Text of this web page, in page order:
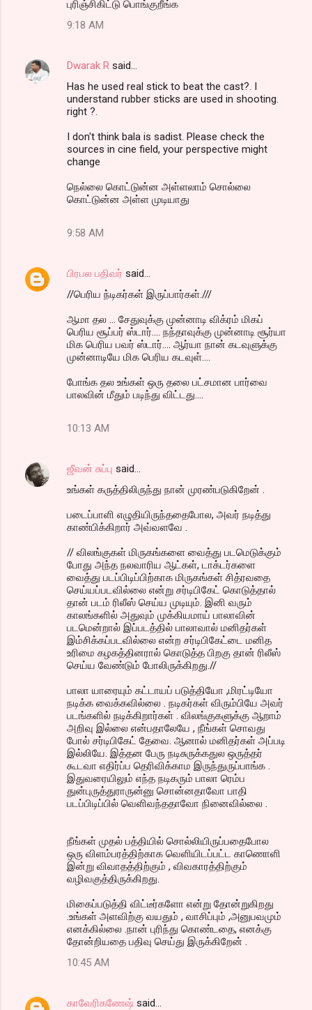
புரிஞ்சிகிட்டு பொங்குறீங்க
9:18 AM
Dwarak R said…
Has he used real stick to beat the cast?. I
understand rubber sticks are used in shooting.
right ?.
I don't think bala is sadist. Please check the
sources in cine field, your perspective might
change
நெல்லை கொட்டுன்ன அள்ளலாம் சொல்லை
கொட்டுன்ன அள்ள முடியாது
9:58 AM
பிரபல பதிவர் said…
//பெரிய ந்டிகர்கள் இருப்பார்கள்.///
ஆமா தல ... சேதுவுக்கு முன்னாடி விக்ரம் மிகப்
பெரிய சூப்பர் ஸ்டார்.... நந்தாவுக்கு முன்னாடி சூர்யா
மிக பெரிய பவர் ஸ்டார்.... ஆர்யா நான் கடவுளுக்கு
முன்னாடியே மிக பெரிய கடவுள்....
போங்க தல உங்கள் ஒரு தலை பட்சமான பார்வை
பாலவின் மீதும் படிந்து விட்டது....
10:13 AM
ஜீவன் சுப்பு said…
உங்கள் கருத்திலிருந்து நான் முரண்படுகிறேன் .
படைப்பாளி எழுதியிருந்ததைபோல, அவர் நடித்து
காண்பிக்கிறார் அவ்வளவே .
// விலங்குகள் மிருகங்களை வைத்து படமெடுக்கும்
போது அந்த நலவாரிய ஆட்கள், டாக்டர்களை
வைத்து படப்பிடிப்பிற்காக மிருகங்கள் சித்ரவதை
செய்யப்படவில்லை என்று சர்டிபிகேட் கொடுத்தால்
தான் படம் ரிலீஸ் செய்ய முடியும். இனி வரும்
காலங்களில் அதுவும் முக்கியமாய் பாலாவின்
படமென்றால் இப்படத்தில் பாலாவால் மனிதர்கள்
இம்சிக்கப்படவில்லை என்ற சர்டிபிகேட்டை மனித
உரிமை கழகத்தினரால் கொடுத்த பிறகு தான் ரிலீஸ்
செய்ய வேண்டும் போலிருக்கிறது.//
பாலா யாரையும் கட்டாயப் படுத்தியோ ,மிரட்டியோ
நடிக்க வைக்கவில்லை . நடிகர்கள் விரும்பியே அவர்
படங்களில் நடிக்கிறார்கள் . விலங்குகளுக்கு ஆறாம்
அறிவு இல்லை என்பதாலேயே , நீங்கள் சொவது
போல் சர்டிபிகேட் தேவை. ஆனால் மனிதர்கள் அப்படி
இல்லியே. இத்தன பேரு நடிசுருக்கதுல ஒருத்தர்
கூடவா எதிர்ப்ப தெரிவிக்காம இருந்துருப்பாங்க .
இதுவரையிலும் எந்த நடிகரும் பாலா ரெம்ப
துன்புருத்துராருன்னு சொன்னதாவோ பாதி
படப்பிடிப்பில் வெளிவந்ததாவோ நினைவில்லை .
நீங்கள் முதல் பத்தியில் சொல்லியிருப்பதைபோல
ஒரு விளம்பரத்திற்காக வெளியிடப்பட்ட காணொளி
இன்று விவாதத்திற்கும் , விவகாரத்திற்கும்
வழிவகுத்திருக்கிறது.
மிகைப்படுத்தி விட்டீர்களோ என்று தோன்றுகிறது
.உங்கள் அளவிற்கு வயதும் , வாசிப்பும் ,அனுபவமும்
எனக்கில்லை .நான் புரிந்து கொண்டதை, எனக்கு
தோன்றியதை பதிவு செய்து இருக்கிறேன் .
10:45 AM
காவேரிகணேஷ் said…